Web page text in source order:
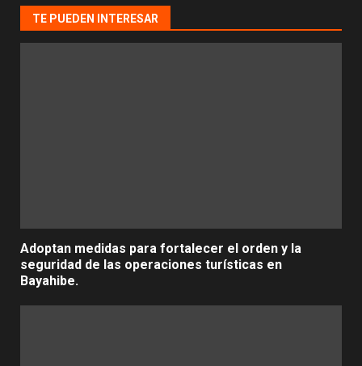
TE PUEDEN INTERESAR
Adoptan medidas para fortalecer el orden y la
seguridad de las operaciones turísticas en
Bayahibe.